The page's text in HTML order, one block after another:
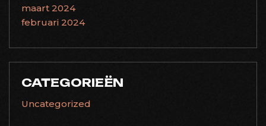
maart 2024
februari 2024
CATEGORIEËN
Uncategorized